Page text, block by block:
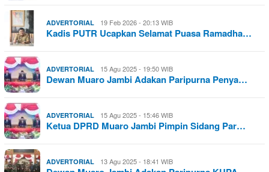
ADVERTORIAL 19 Feb 2026 - 20:13 WIB
Kadis PUTR Ucapkan Selamat Puasa Ramadha…
ADVERTORIAL 15 Agu 2025 - 19:50 WIB
Dewan Muaro Jambi Adakan Paripurna Penya…
ADVERTORIAL 15 Agu 2025 - 15:46 WIB
Ketua DPRD Muaro Jambi Pimpin Sidang Par…
ADVERTORIAL 13 Agu 2025 - 18:41 WIB